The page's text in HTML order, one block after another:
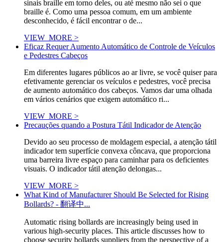
sinais braille em torno deles, ou até mesmo não sei o que
braille é. Como uma pessoa comum, em um ambiente
desconhecido, é fácil encontrar o de...
VIEW_MORE >
Eficaz Requer Aumento Automático de Controle de Veículos
e Pedestres Cabeços
Em diferentes lugares públicos ao ar livre, se você quiser para
efetivamente gerenciar os veículos e pedestres, você precisa
de aumento automático dos cabeços. Vamos dar uma olhada
em vários cenários que exigem automático ri...
VIEW_MORE >
Precauções quando a Postura Tátil Indicador de Atenção
Devido ao seu processo de moldagem especial, a atenção tátil
indicador tem superfície convexa côncava, que proporciona
uma barreira livre espaço para caminhar para os deficientes
visuais. O indicador tátil atenção delongas...
VIEW_MORE >
What Kind of Manufacturer Should Be Selected for Rising
Bollards? - 翻译中...
Automatic rising bollards are increasingly being used in
various high-security places. This article discusses how to
choose security bollards suppliers from the perspective of a